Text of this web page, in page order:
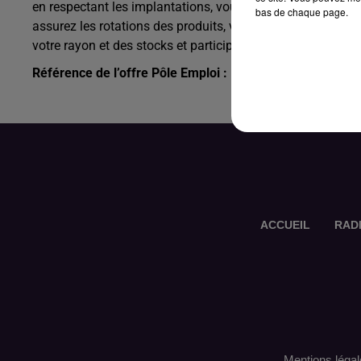
en respectant les implantations, vous vous assurez de la
assurez les rotations des produits, veillez au rangement
votre rayon et des stocks et participez à sa progression.
Référence de l’offre Pôle Emploi : 142WWCR
ACCUEIL
bas de chaque page.